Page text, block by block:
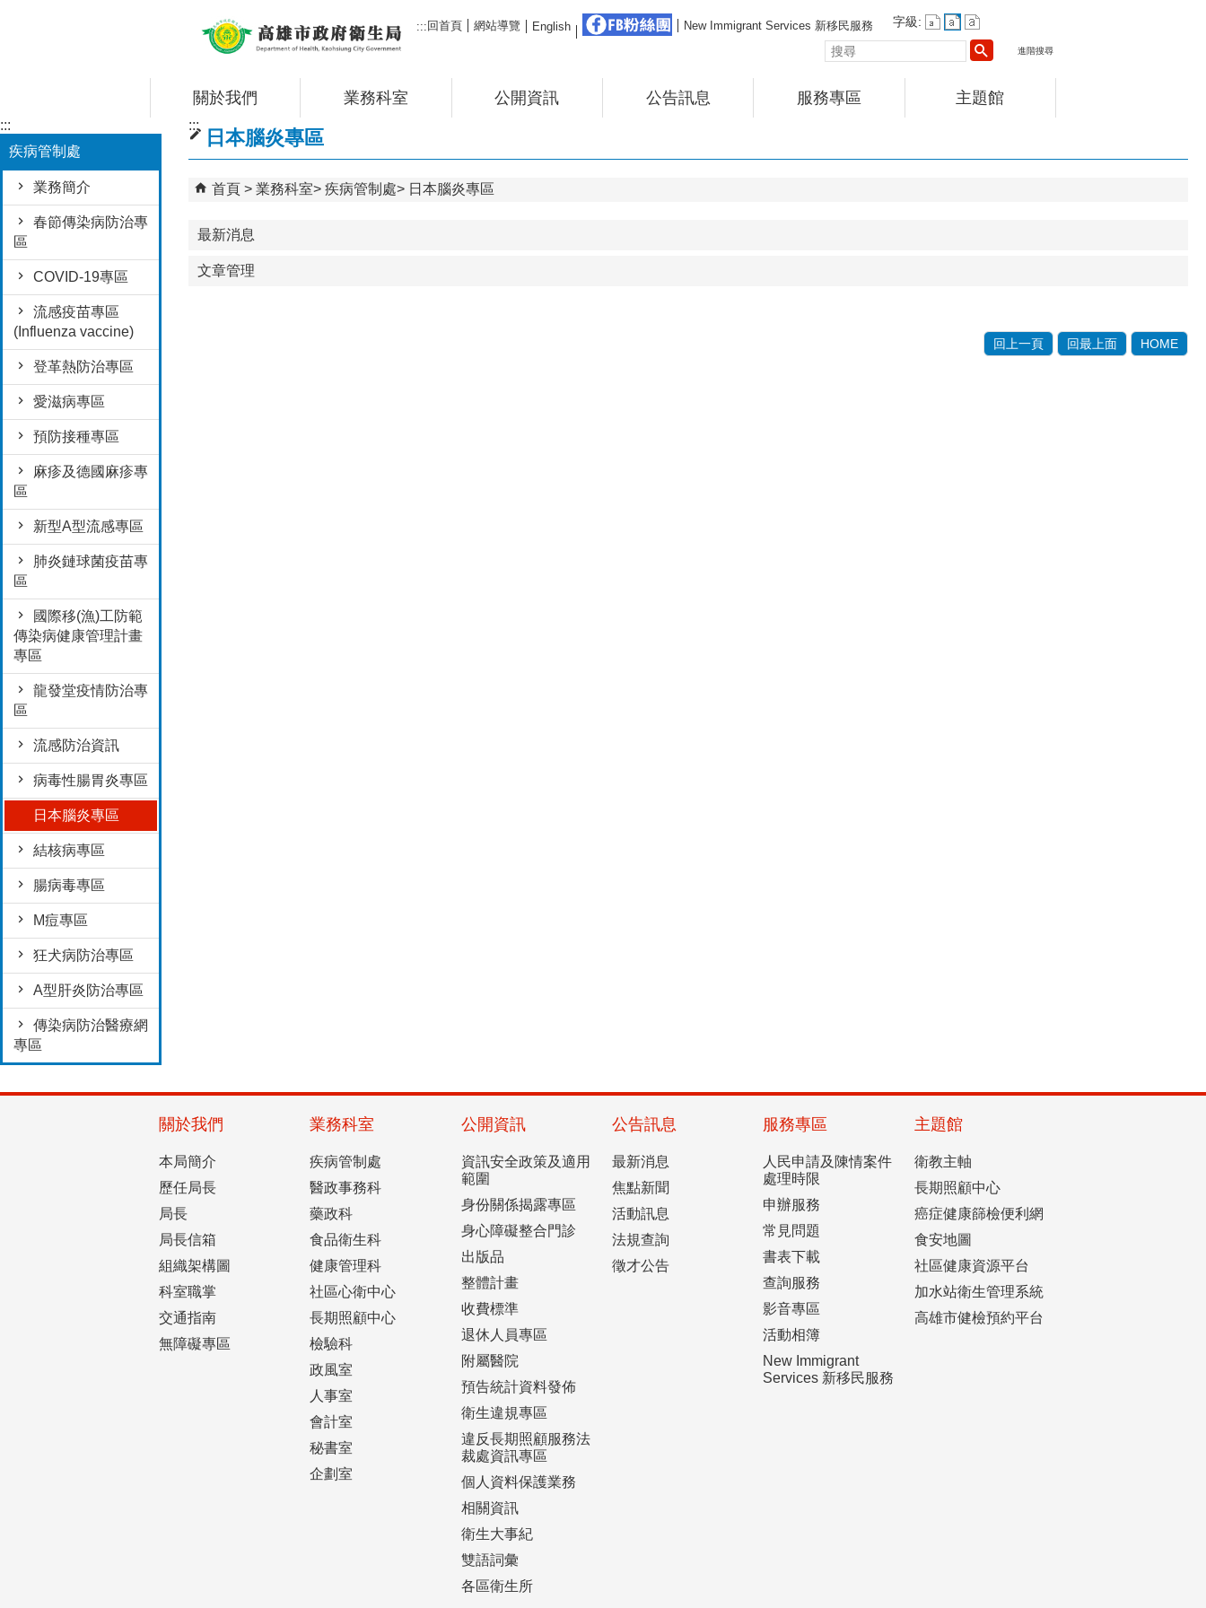
:::回首頁 網站導覽 English FB粉絲團
New Immigrant Services 新移民服務
字級:
尋
進階搜尋
關於我們 業務科室 公開資訊 公告訊息 服務專區 主題館
:::
疾病管制處
業務簡介
春節傳染病防治專
區
COVID-19專區
流感疫苗專區
(Influenza vaccine)
登革熱防治專區
愛滋病專區
預防接種專區
麻疹及德國麻疹專
區
新型A型流感專區
肺炎鏈球菌疫苗專
區
國際移(漁)工防範
傳染病健康管理計畫
專區
龍發堂疫情防治專
區
流感防治資訊
病毒性腸胃炎專區
日本腦炎專區
結核病專區
腸病毒專區
M痘專區
狂犬病防治專區
A型肝炎防治專區
傳染病防治醫療網
專區
:::
日本腦炎專區
首頁 業務科室 疾病管制處 日本腦炎專區
最新消息
文章管理
回上一頁 回最上面 HOME
關於我們
本局簡介
歷任局長
局長
局長信箱
組織架構圖
科室職掌
交通指南
無障礙專區
業務科室
疾病管制處
醫政事務科
藥政科
食品衛生科
健康管理科
社區心衛中心
長期照顧中心
檢驗科
政風室
人事室
會計室
秘書室
企劃室
公開資訊
資訊安全政策及適用
範圍
身份關係揭露專區
身心障礙整合門診
出版品
整體計畫
收費標準
退休人員專區
附屬醫院
預告統計資料發佈
衛生違規專區
違反長期照顧服務法
裁處資訊專區
個人資料保護業務
相關資訊
衛生大事紀
雙語詞彙
各區衛生所
公告訊息
最新消息
焦點新聞
活動訊息
法規查詢
徵才公告
服務專區
人民申請及陳情案件
處理時限
申辦服務
常見問題
書表下載
查詢服務
影音專區
活動相簿
New Immigrant
Services 新移民服務
主題館
衛教主軸
長期照顧中心
癌症健康篩檢便利網
食安地圖
社區健康資源平台
加水站衛生管理系統
高雄市健檢預約平台